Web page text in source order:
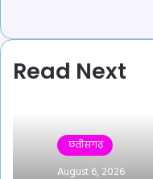
Read Next
छतीसगढ़
August 6, 2026